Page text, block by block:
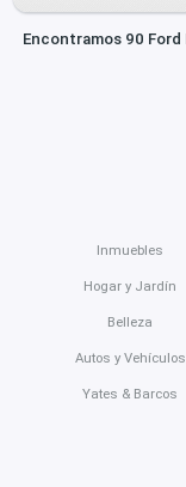
Encontramos 90
Inmuebles
Hogar y Jardín
Belleza
Autos y Vehículos
Yates & Barcos